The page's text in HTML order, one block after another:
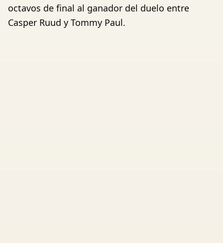
octavos de final al ganador del duelo entre
Casper Ruud y Tommy Paul.